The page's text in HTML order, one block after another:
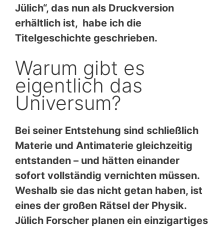
Jülich“, das nun als Druckversion
erhältlich ist, habe ich die
Titelgeschichte geschrieben.
Warum gibt es
eigentlich das
Universum?
Bei seiner Entstehung sind schließlich
Materie und Antimaterie gleichzeitig
entstanden – und hätten einander
sofort vollständig vernichten müssen.
Weshalb sie das nicht getan haben, ist
eines der großen Rätsel der Physik.
Jülich Forscher planen ein einzigartiges